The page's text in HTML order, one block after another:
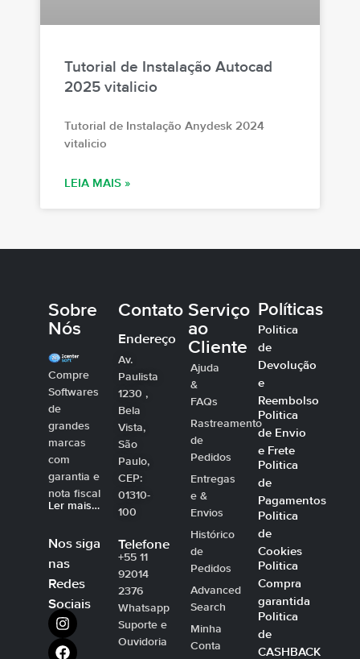
Tutorial de Instalação Autocad
2025 vitalicio
Tutorial de Instalação Anydesk 2024
vitalicio
LEIA MAIS »
Sobre
Nós
Compre
Softwares
de
grandes
marcas
com
garantia e
nota fiscal
Ler mais…
Nos siga
nas
Redes
Sociais
Contato
Endereço
Av.
Paulista
1230 ,
Bela
Vista,
São
Paulo,
CEP:
01310-
100
Telefone
+55 11
92014
2376
Whatsapp
Suporte e
Ouvidoria
Serviço
ao
Cliente
Ajuda
&
FAQs
Rastreamento
de
Pedidos
Entregas
e &
Envios
Histórico
de
Pedidos
Advanced
Search
Minha
Conta
Políticas
Politica
de
Devolução
e
Reembolso
Politica
de Envio
e Frete
Politica
de
Pagamentos
Politica
de
Cookies
Politica
Compra
garantida
Politica
de
CASHBACK